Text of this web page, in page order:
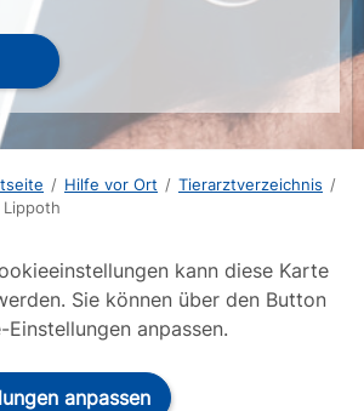
/ Hilfe vor Ort / Tierarztverzeichnis /
Lippoth
kann diese Karte
Sie können über den Button
anpassen.
anpassen